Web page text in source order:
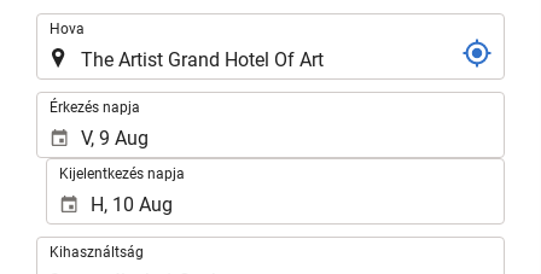
Hova
Érkezés napja
Kijelentkezés napja
Kihasználtság
Kihasználtság